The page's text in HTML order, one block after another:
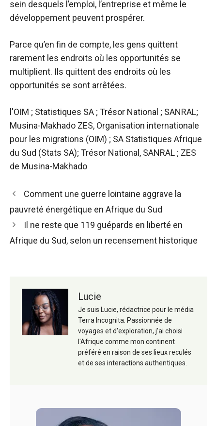
sein desquels l’emploi, l’entreprise et même le
développement peuvent prospérer.
Parce qu’en fin de compte, les gens quittent
rarement les endroits où les opportunités se
multiplient. Ils quittent des endroits où les
opportunités se sont arrêtées.
l'OIM ; Statistiques SA ; Trésor National ; SANRAL;
Musina-Makhado ZES, Organisation internationale
pour les migrations (OIM) ; SA Statistiques Afrique
du Sud (Stats SA); Trésor National, SANRAL ; ZES
de Musina-Makhado
Navigation
des
Comment une guerre lointaine aggrave la
pauvreté énergétique en Afrique du Sud
Il ne reste que 119 guépards en liberté en
Afrique du Sud, selon un recensement historique
Lucie
Je suis Lucie, rédactrice pour le média
Terra Incognita. Passionnée de
voyages et d'exploration, j'ai choisi
l'Afrique comme mon continent
préféré en raison de ses lieux reculés
et de ses interactions authentiques.